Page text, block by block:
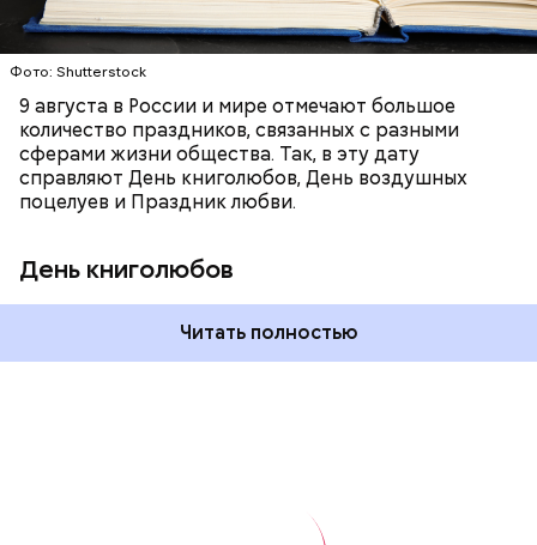
Фото: Shutterstock
9 августа в России и мире отмечают большое
количество праздников, связанных с разными
сферами жизни общества. Так, в эту дату
справляют День книголюбов, День воздушных
поцелуев и Праздник любви.
День книголюбов
Читать полностью